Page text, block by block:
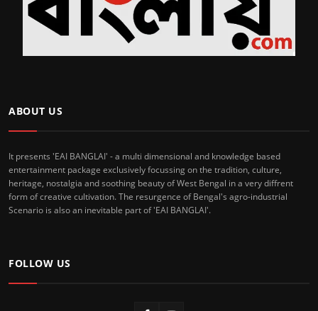
ABOUT US
It presents 'EAI BANGLAI' - a multi dimensional and knowledge based
entertainment package exclusively focussing on the tradition, culture,
heritage, nostalgia and soothing beauty of West Bengal in a very diffrent
form of creative cultivation. The resurgence of Bengal's agro-industrial
Scenario is also an inevitable part of 'EAI BANGLAI'.
FOLLOW US